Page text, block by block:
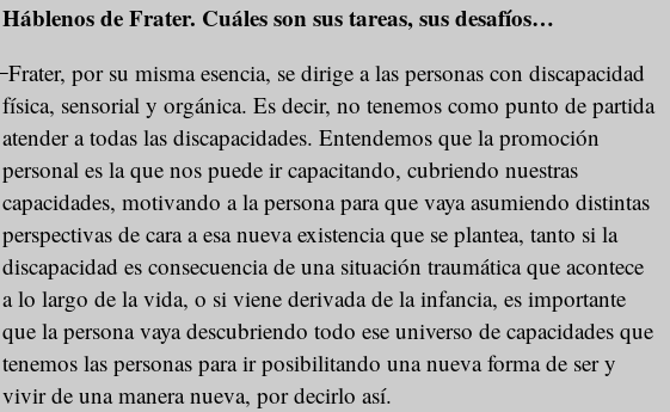
Háblenos de Frater. Cuáles son sus tareas, sus desafíos…
̶ Frater, por su misma esencia, se dirige a las personas con discapacidad
física, sensorial y orgánica. Es decir, no tenemos como punto de partida
atender a todas las discapacidades. Entendemos que la promoción
personal es la que nos puede ir capacitando, cubriendo nuestras
capacidades, motivando a la persona para que vaya asumiendo distintas
perspectivas de cara a esa nueva existencia que se plantea, tanto si la
discapacidad es consecuencia de una situación traumática que acontece
a lo largo de la vida, o si viene derivada de la infancia, es importante
que la persona vaya descubriendo todo ese universo de capacidades que
tenemos las personas para ir posibilitando una nueva forma de ser y
vivir de una manera nueva, por decirlo así.